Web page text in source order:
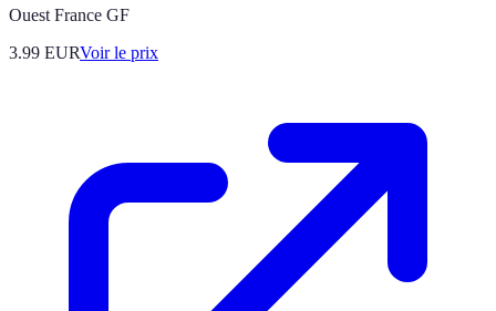
Ouest France GF
3.99 EURVoir le prix